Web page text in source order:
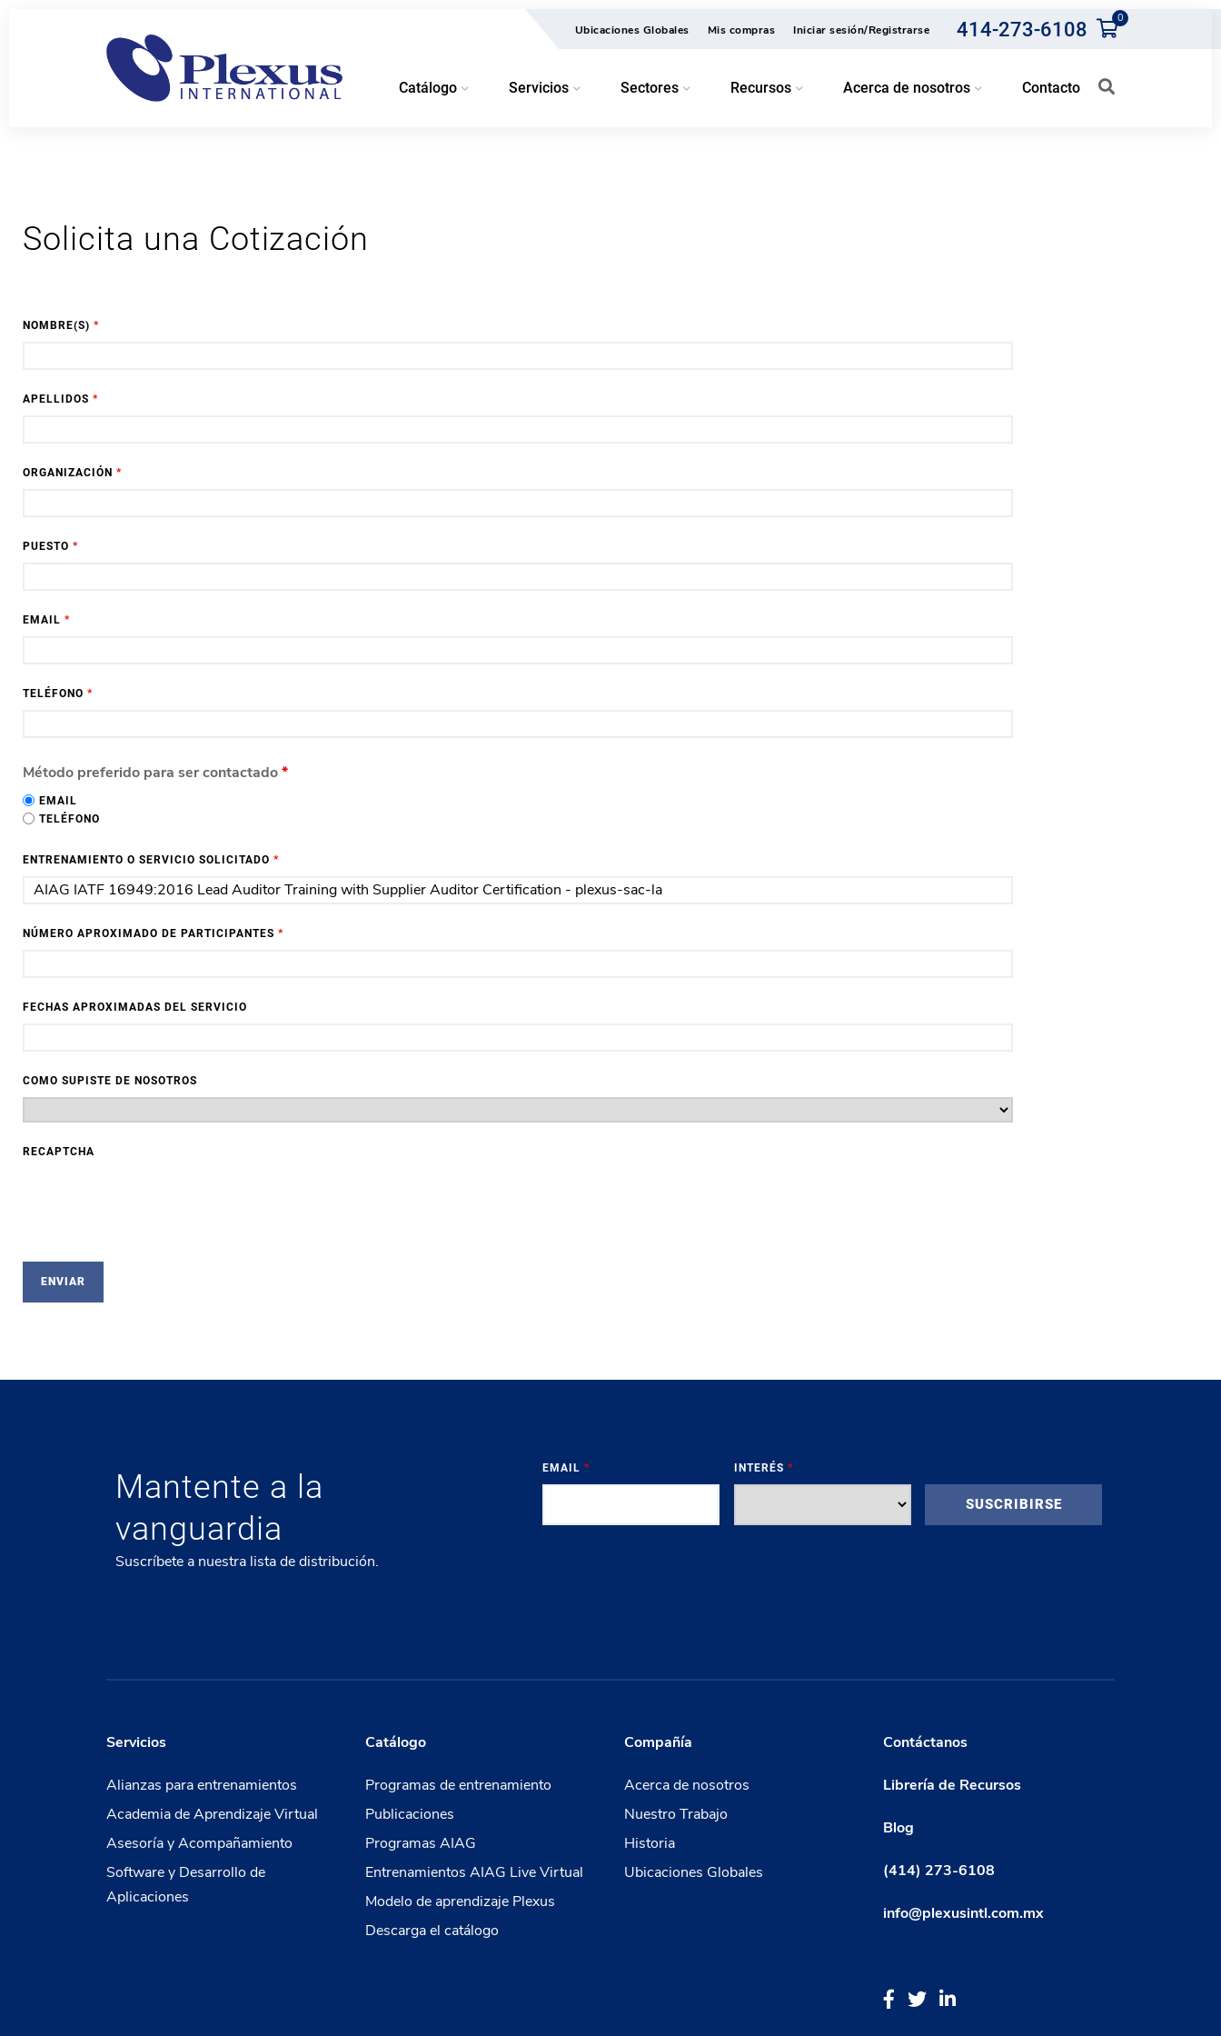
Ubicaciones Globales Mis compras Iniciar sesión/Registrarse 414-273-6108 0
Catálogo Servicios Sectores Recursos Acerca de nosotros Contacto
Solicita una Cotización
NOMBRE(S) *
APELLIDOS *
ORGANIZACIÓN *
PUESTO *
EMAIL *
TELÉFONO *
Método preferido para ser contactado*
EMAIL
TELÉFONO
ENTRENAMIENTO O SERVICIO SOLICITADO *
NÚMERO APROXIMADO DE PARTICIPANTES *
FECHAS APROXIMADAS DEL SERVICIO
COMO SUPISTE DE NOSOTROS
RECAPTCHA
Mantente a la
vanguardia
Suscríbete a nuestra lista de distribución.
EMAIL* INTERÉS *
Servicios
Alianzas para entrenamientos
Academia de Aprendizaje Virtual
Asesoría y Acompañamiento
Software y Desarrollo de
Aplicaciones
Catálogo
Programas de entrenamiento
Publicaciones
Programas AIAG
Entrenamientos AIAG Live Virtual
Modelo de aprendizaje Plexus
Descarga el catálogo
Compañía
Acerca de nosotros
Nuestro Trabajo
Historia
Ubicaciones Globales
Contáctanos
Librería de Recursos
Blog
(414) 273-6108
info@plexusintl.com.mx